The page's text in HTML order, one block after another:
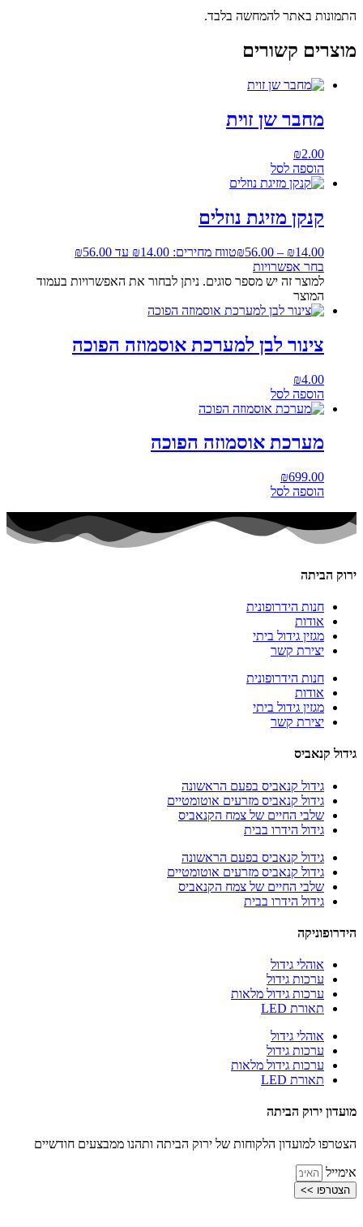
התמונות באתר להמחשה בלבד.
מוצרים קשורים
מחבר שן זוית
₪2.00
הוספה לסל
קנקן מזיגת נוזלים
₪14.00
–
₪56.00
טווח מחירים: ⁦₪14.00⁩ עד ⁦₪56.00⁩
בחר אפשרויות
למוצר זה יש מספר סוגים. ניתן לבחור את האפשרויות בעמוד
המוצר
צינור לבן למערכת אוסמוזה הפוכה
₪4.00
הוספה לסל
מערכת אוסמוזה הפוכה
₪699.00
הוספה לסל
ירוק הביתה
חנות הידרופונית
אודות
מגזין גידול ביתי
יצירת קשר
חנות הידרופונית
אודות
מגזין גידול ביתי
יצירת קשר
גידול קנאביס
גידול קנאביס בפעם הראשונה
גידול קנאביס מזרעים אוטומטיים
שלבי החיים של צמח הקנאביס
גידול הידרו בבית
גידול קנאביס בפעם הראשונה
גידול קנאביס מזרעים אוטומטיים
שלבי החיים של צמח הקנאביס
גידול הידרו בבית
הידרופוניקה
אוהלי גידול
ערכות גידול
ערכות גידול מלאות
תאורת LED
אוהלי גידול
ערכות גידול
ערכות גידול מלאות
תאורת LED
מועדון ירוק הביתה
הצטרפו למועדון הלקוחות של ירוק הביתה ותהנו ממבצעים חודשיים
אימייל
הצטרפו >>